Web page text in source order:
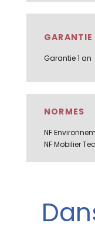
GARANTIE
Garantie 1 an
NORMES
NF
NF Mobilier